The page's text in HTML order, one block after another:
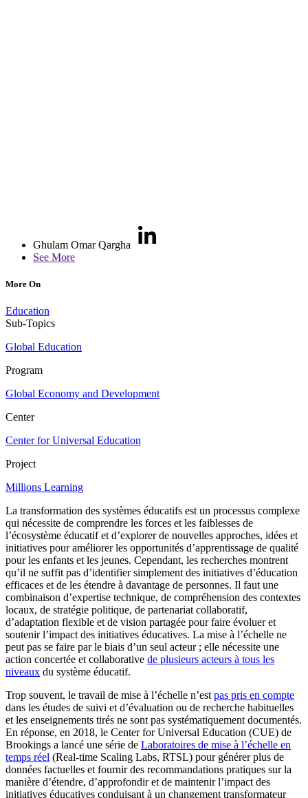
Ghulam Omar Qargha
See More
More On
Education
Sub-Topics
Global Education
Program
Global Economy and Development
Center
Center for Universal Education
Project
Millions Learning
La transformation des systèmes éducatifs est un processus complexe
qui nécessite de comprendre les forces et les faiblesses de
l’écosystème éducatif et d’explorer de nouvelles approches, idées et
initiatives pour améliorer les opportunités d’apprentissage de qualité
pour les enfants et les jeunes. Cependant, les recherches montrent
qu’il ne suffit pas d’identifier simplement des initiatives d’éducation
efficaces et de les étendre à davantage de personnes. Il faut une
combinaison d’expertise technique, de compréhension des contextes
locaux, de stratégie politique, de partenariat collaboratif,
d’adaptation flexible et de vision partagée pour faire évoluer et
soutenir l’impact des initiatives éducatives. La mise à l’échelle ne
peut pas se faire par le biais d’un seul acteur ; elle nécessite une
action concertée et collaborative de plusieurs acteurs à tous les
niveaux du système éducatif.
Trop souvent, le travail de mise à l’échelle n’est pas pris en compte
dans les études de suivi et d’évaluation ou de recherche habituelles
et les enseignements tirés ne sont pas systématiquement documentés.
En réponse, en 2018, le Center for Universal Education (CUE) de
Brookings a lancé une série de Laboratoires de mise à l’échelle en
temps réel (Real-time Scaling Labs, RTSL) pour générer plus de
données factuelles et fournir des recommandations pratiques sur la
manière d’étendre, d’approfondir et de maintenir l’impact des
initiatives éducatives conduisant à un changement transformateur